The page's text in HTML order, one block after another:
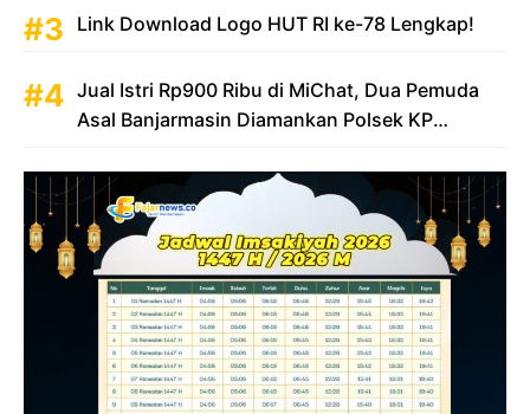
Link Download Logo HUT RI ke-78 Lengkap!
Jual Istri Rp900 Ribu di MiChat, Dua Pemuda
Asal Banjarmasin Diamankan Polsek KP